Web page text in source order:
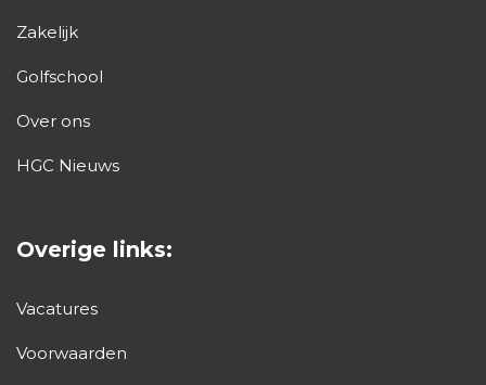
Zakelijk
Golfschool
Over ons
HGC Nieuws
Overige links:
Vacatures
Voorwaarden